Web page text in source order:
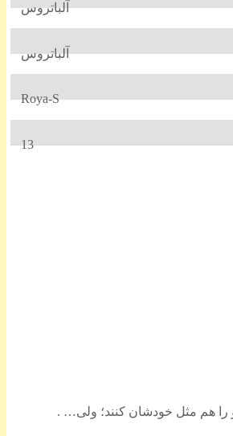
آلباتروس
آلباتروس
Roya-S
13
را هم مثل خودشان کنند؛ ولی… .